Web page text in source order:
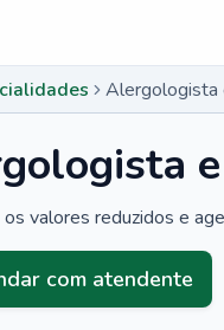
Alergologista
valores reduzidos e
com atendente